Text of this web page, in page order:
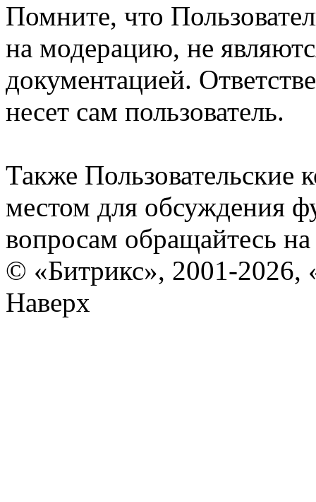
Помните, что
на модерацию, не
документацией.
несет сам пользователь.
Также Пользовательские
местом для обсуждения
вопросам обращайтесь
© «Битрикс», 2001-2026,
Наверх